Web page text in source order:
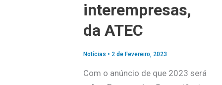
interempresas,
da ATEC
Notícias • 2 de Fevereiro, 2023
Com o anúncio de que 2023 será